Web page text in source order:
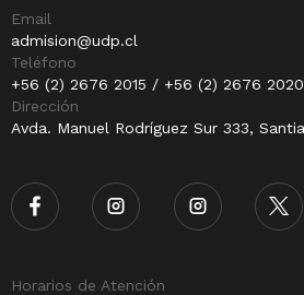
Email
admision@udp.cl
Teléfono
+56 (2) 2676 2015 / +56 (2) 2676 2020
Dirección
Avda. Manuel Rodríguez Sur 333,
Horarios de Atención